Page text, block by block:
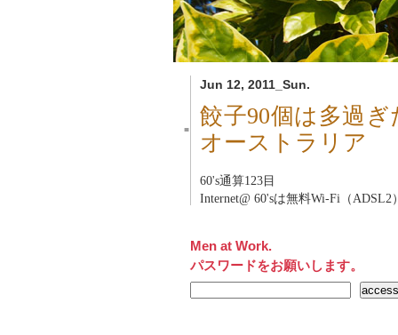
Jun 12, 2011_Sun.
■
餃子90個は多過
オーストラリア
60's通算123目
Internet@ 60'sは無料Wi-Fi（ADSL2
Men at Work.
パスワードをお願いします。